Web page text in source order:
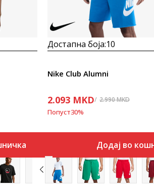
Достапна боја:10
Nike Club Alumni
2.093 MKD 2.990MKD
Попуст30%
Додај во